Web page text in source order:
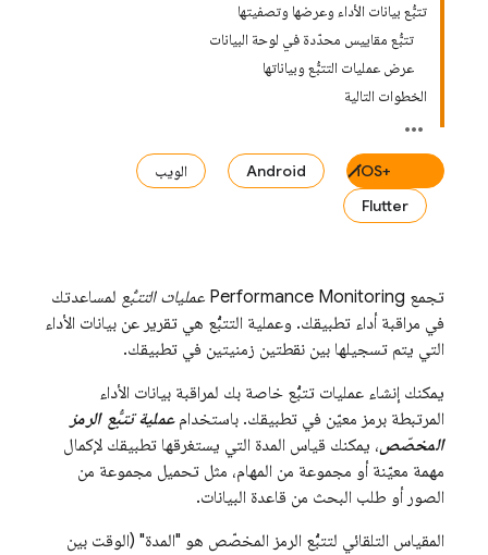
تتبُّع بيانات الأداء وعرضها وتصفيتها
تتبُّع مقاييس محدّدة في لوحة البيانات
عرض عمليات التتبُّع وبياناتها
الخطوات التالية
iOS+‎
Android
الويب
Flutter
تجمع Performance Monitoring عمليات التتبُّع لمساعدتك
في مراقبة أداء تطبيقك. وعملية التتبُّع هي تقرير عن بيانات الأداء
التي يتم تسجيلها بين نقطتين زمنيتين في تطبيقك.
يمكنك إنشاء عمليات تتبُّع خاصة بك لمراقبة بيانات الأداء
المرتبطة برمز معيّن في تطبيقك. باستخدامعملية تتبُّع الرمز
المخصّص، يمكنك قياس المدة التي يستغرقها تطبيقك لإكمال
مهمة معيّنة أو مجموعة من المهام، مثل تحميل مجموعة من
الصور أو طلب البحث من قاعدة البيانات.
المقياس التلقائي لتتبُّع الرمز المخصّص هو "المدة" (الوقت بين